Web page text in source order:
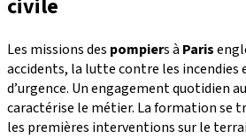
civile
Les missions des pompiers à Paris
accidents, la lutte contre les
d’urgence. Un engagement quotidien
caractérise le métier. La formation se
les premières interventions sur le